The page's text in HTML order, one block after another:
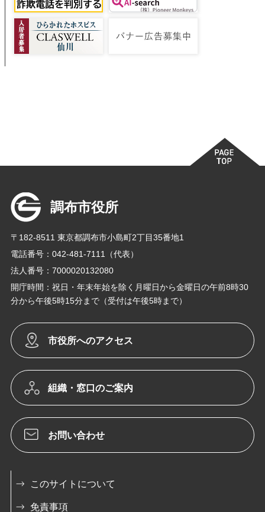
調布市役所
〒182-8511 東京都調布市小島町2丁目35番地1
電話番号：042-481-7111（代表）
法人番号：7000020132080
開庁時間：祝日・年末年始を除く月曜日から金曜日の午前8時30
分から午後5時15分まで（受付は午後5時まで）
市役所へのアクセス
組織・窓口のご案内
お問い合わせ
このサイトについて
免責事項